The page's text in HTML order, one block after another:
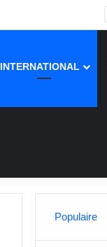
INTERNATIONAL
Populaire